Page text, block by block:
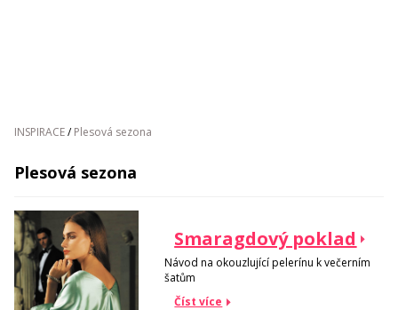
INSPIRACE/ Plesová sezona
Plesová sezona
Smaragdový poklad
Návod na okouzlující pelerínu k večerním
šatům
Číst více